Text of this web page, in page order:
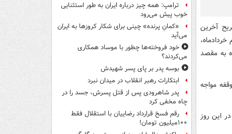
آخرین
به مقصد
مواجه
این روز
ترامپ: همه چیز درباره ایران به طور استثنایی
خوب پیش می‌رود
«کمانِ پرنده» چینی برای شکار کروزها به ایران
می‌آید
خود فروخته‌ها چطور با موساد همکاری
می‌کردند؟
بوسه‌ پدر بر پای پسر شهیدش
ابتکارات رهبر انقلاب در میدان نبرد
پدر شاهرودی پس از قتل پسرش، جسد را در
چاه مخفی کرد
رقم فسخ قرارداد رضاییان با استقلال فقط
۱۰۰میلیون تومان!